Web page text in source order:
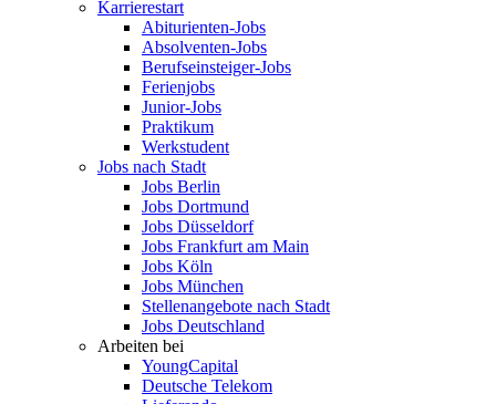
Karrierestart
Abiturienten-Jobs
Absolventen-Jobs
Berufseinsteiger-Jobs
Ferienjobs
Junior-Jobs
Praktikum
Werkstudent
Jobs nach Stadt
Jobs Berlin
Jobs Dortmund
Jobs Düsseldorf
Jobs Frankfurt am Main
Jobs Köln
Jobs München
Stellenangebote nach Stadt
Jobs Deutschland
Arbeiten bei
YoungCapital
Deutsche Telekom